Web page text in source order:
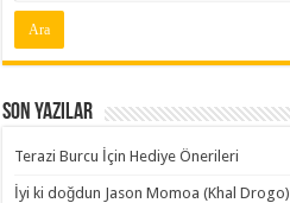
Son Yazılar
Terazi Burcu İçin Hediye Önerileri
İyi ki doğdun Jason Momoa (Khal Drogo)